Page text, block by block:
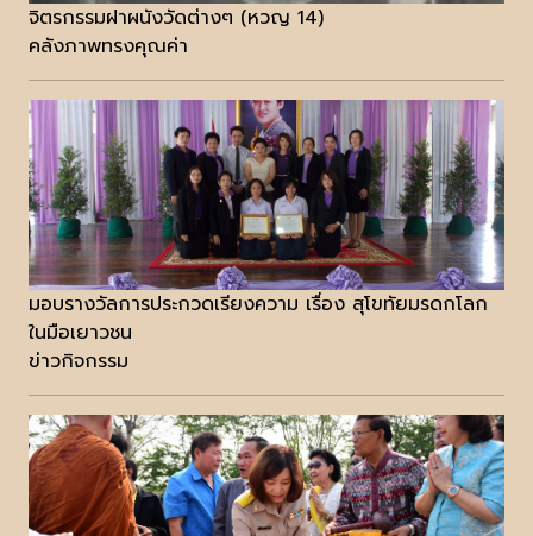
จิตรกรรมฝาผนังวัดต่างๆ (หวญ 14)
คลังภาพทรงคุณค่า
มอบรางวัลการประกวดเรียงความ เรื่อง สุโขทัยมรดกโลก
ในมือเยาวชน
ข่าวกิจกรรม